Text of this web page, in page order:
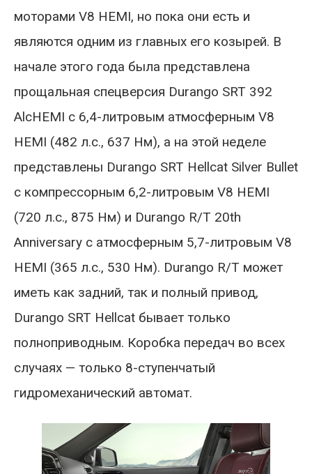
моторами V8 HEMI, но пока они есть и
являются одним из главных его козырей. В
начале этого года была представлена
прощальная спецверсия Durango SRT 392
AlcHEMI с 6,4-литровым атмосферным V8
HEMI (482 л.с., 637 Нм), а на этой неделе
представлены Durango SRT Hellcat Silver Bullet
с компрессорным 6,2-литровым V8 HEMI
(720 л.с., 875 Нм) и Durango R/T 20th
Anniversary с атмосферным 5,7-литровым V8
HEMI (365 л.с., 530 Нм). Durango R/T может
иметь как задний, так и полный привод,
Durango SRT Hellcat бывает только
полноприводным. Коробка передач во всех
случаях — только 8-ступенчатый
гидромеханический автомат.